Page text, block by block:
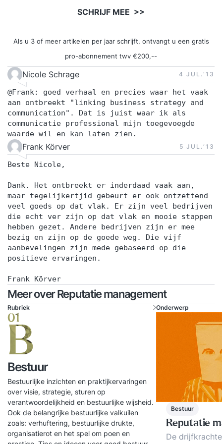
vertrouwen en de impact van een crisis op de
bijeenkomsten op locatie loodsen de trainers je
door ‘de wereld van crisiscommunicatie’: vanuit
het perspectief van de omgeving én vanuit het
perspectief van de organisatie. Door middel van
korte oefeningen ontdek je hoe je modellen en
schema’s toepast in de praktijk.Dag 1 op
locatie wordt verzorgd door trainers Onno
Houtschild en Barbara Mulder. Zij leggen de
basis voor effectieve crisiscommunicatie en
reputatiemanagement. Je maakt kennis met de
communicatieprofessional en de belangrijkste
uitgangspunten voor een doordachte
crisisaanpak. Door praktijkvoorbeelden en
interactieve oefeningen vertaal je de theorie
direct naar jouw eigen werksituatie.Dag 2 op
locatie neemt Tom Compaijen je mee in de
het perspectief van de organisatie als van de
omgeving. Tijdens deze bijeenkomst sluit
bovendien een ervaren communicatieprofessional
online aan om praktijkervaringen te delen over
communicatie vóór, tijdens en na een crisis.
Tussen de twee bijeenkomsten in heb je twee
online sessies met Onno Houtschild om de
behandelde onderwerpen te verdiepen, je
actuele praktijkvoorbeelden te bespreken en is er
ruimte om vragen en eigen casuïstiek in te
brengen. In deze sessies kan alles gevraagd
worden! We bekijken een crisis vanuit het
SCHRIJF MEE >>
Als u 3 of meer artikelen per jaar schrijft, ontvangt u een gratis
pro-abonnement twv €200,--
Nicole Schrage 4 JUL.‘13
@Frank: goed verhaal en precies waar het vaak
aan ontbreekt "linking business strategy and
communication". Dat is juist waar ik als
communicatie professional mijn toegevoegde
waarde wil en kan laten zien.
Frank Körver 5 JUL.‘13
Beste Nicole,
Dank. Het ontbreekt er inderdaad vaak aan,
maar tegelijkertjid gebeurt er ook ontzettend
veel goeds op dat vlak. Er zijn veel bedrijven
die echt ver zijn op dat vlak en mooie stappen
hebben gezet. Andere bedrijven zijn er mee
bezig en zijn op de goede weg. Die vijf
aanbevelingen zijn mede gebaseerd op die
positieve ervaringen.
Frank Körver
Meer over Reputatie management
Rubriek
01
B
Bestuur
Bestuurlijke inzichten en praktijkervaringen
over visie, strategie, sturen op
verantwoordelijkheid en bestuurlijke wijsheid.
Ook de belangrijke bestuurlijke valkuilen
zoals: verhuftering, bestuurlijke drukte,
organisatierot en het spel om poen en
Onderwerp
Bestuur
Reputatie
De